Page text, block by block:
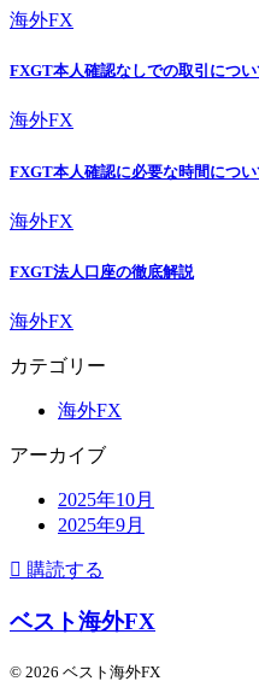
海外FX
FXGT本人確認なしでの取引につい
海外FX
FXGT本人確認に必要な時間につい
海外FX
FXGT法人口座の徹底解説
海外FX
カテゴリー
海外FX
アーカイブ
2025年10月
2025年9月
購読する
ベスト海外FX
© 2026 ベスト海外FX